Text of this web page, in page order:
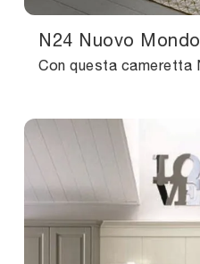
N24 Nuovo Mondo